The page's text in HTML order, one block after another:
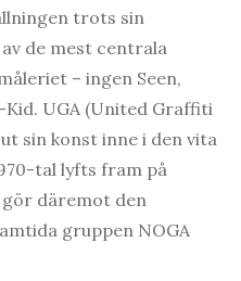
trots sin
de mest centrala
– ingen Seen,
UGA (United Graffiti
sin konst inne i den vita
tal lyfts fram på
däremot den
gruppen NOGA